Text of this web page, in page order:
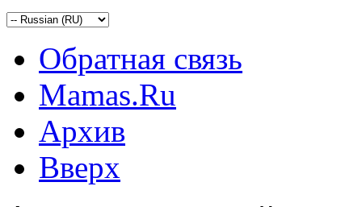
Обратная связь
Mamas.Ru
Архив
Вверх